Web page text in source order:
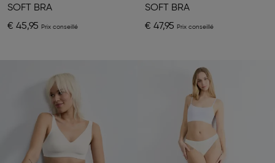
SOFT BRA
€ 45,95
SOFT BRA
€ 47,95